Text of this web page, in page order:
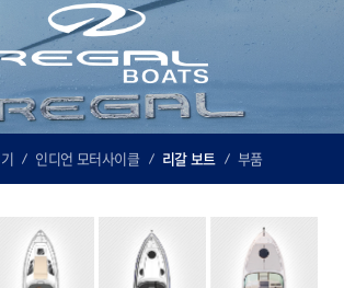
인디언 모터사이클 리갈 보트 부품